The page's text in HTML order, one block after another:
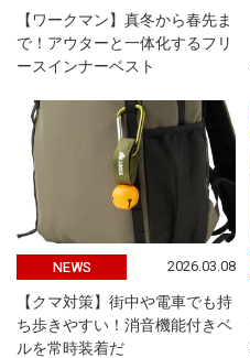
【ワークマン】真冬から春先ま
で！アウターと一体化するフリ
ースインナーベスト
NEWS 2026.03.08
【クマ対策】街中や電車でも持
ち歩きやすい！消音機能付きベ
ルを常時装着だ